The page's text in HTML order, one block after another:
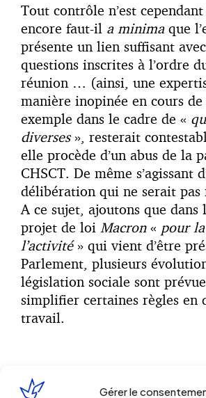
Gérer le
Tout contrôle n’est
encore faut-il a minimaque
présente un lien suffisant avec
questions inscrites à l’ordre
réunion … (ainsi, une
manière inopinée en cours
exemple dans le cadre de «
diverses», resterait
elle procède d’un abus de la
CHSCT. De même s’agissant
délibération qui ne serait pas
A ce sujet, ajoutons que dans
projet de loi Macron« pour
l’activité» qui vient d’être
Parlement, plusieurs
législation sociale sont
simplifier certaines règles en
travail.
Dans ce cadre, deux séries de